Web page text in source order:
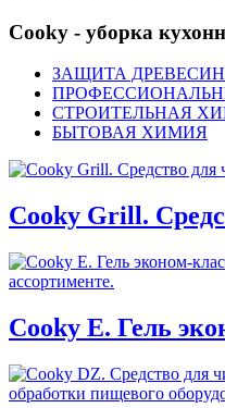
Cooky - уборка
ЗАЩИТА
СТРОИТЕЛЬНАЯ
БЫТОВАЯ ХИМИЯ
Cooky Grill.
Cooky E. Гель